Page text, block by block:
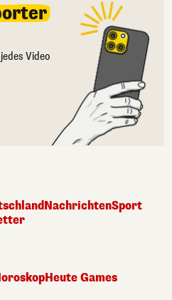
Video
NachrichtenSport
Heute Games